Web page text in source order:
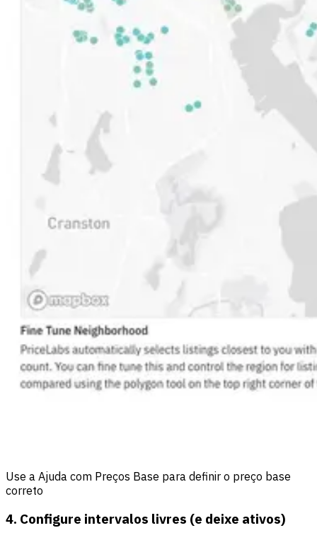
Use a Ajuda com Preços Base para definir o preço base
correto
4. Configure intervalos livres (e deixe ativos)